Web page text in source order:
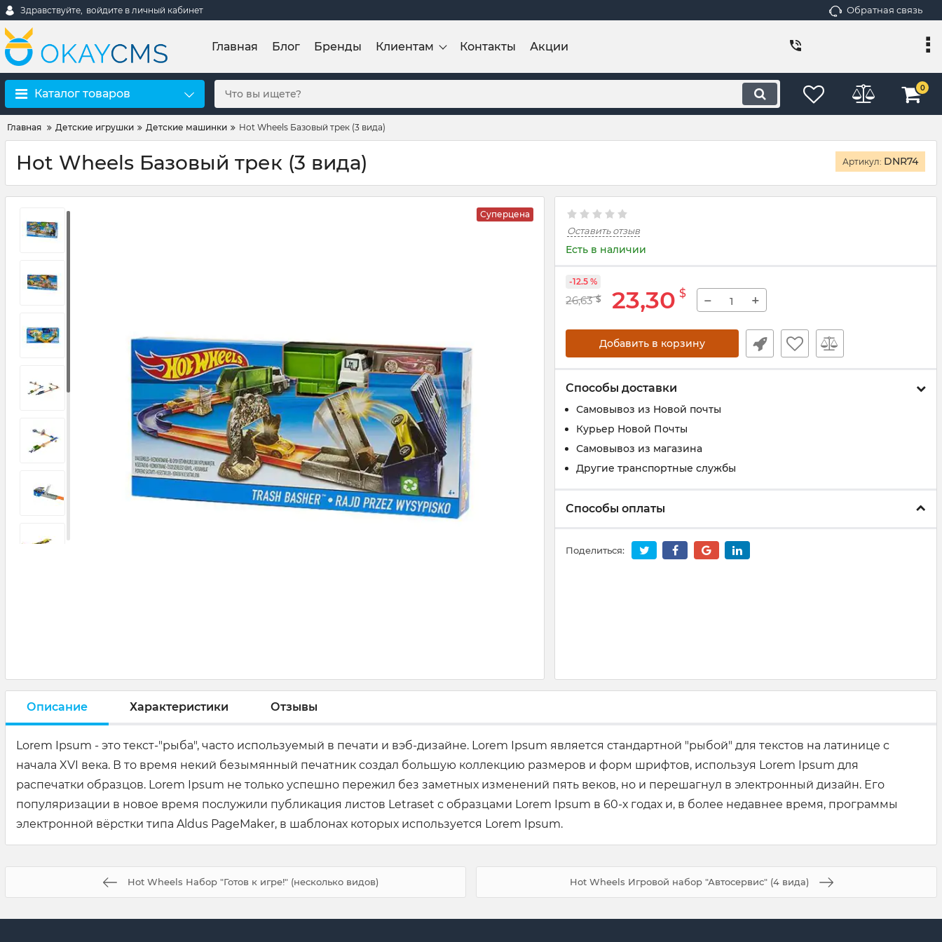
Здравствуйте, войдите в личный кабинет Обратная связь
Главная Блог Бренды Клиентам Контакты Акции
Каталог товаров 0
Главная Детские игрушки Детские машинки Hot Wheels Базовый трек (3 вида)
Hot Wheels Базовый трек (3 вида) Артикул: DNR74
Суперцена
Оставить отзыв
Есть в наличии
26,63 $ 23,30 $
-12.5 %
− +
Добавить в корзину
Способы доставки
Самовывоз из Новой почты
Курьер Новой Почты
Самовывоз из магазина
Другие транспортные службы
Способы оплаты
Поделиться:
Описание Характеристики Отзывы
Lorem Ipsum - это текст-"рыба", часто используемый в печати и вэб-дизайне. Lorem Ipsum является стандартной "рыбой" для текстов на латинице с
начала XVI века. В то время некий безымянный печатник создал большую коллекцию размеров и форм шрифтов, используя Lorem Ipsum для
распечатки образцов. Lorem Ipsum не только успешно пережил без заметных изменений пять веков, но и перешагнул в электронный дизайн. Его
популяризации в новое время послужили публикация листов Letraset с образцами Lorem Ipsum в 60-х годах и, в более недавнее время, программы
электронной вёрстки типа Aldus PageMaker, в шаблонах которых используется Lorem Ipsum.
Hot Wheels Набор "Готов к игре!" (несколько видов) Hot Wheels Игровой набор "Автосервис" (4 вида)